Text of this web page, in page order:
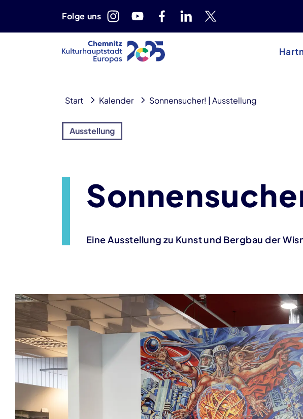
Folge uns
Start Kalender Sonnensucher! | Ausstellung
Ausstellung
Eine Ausstellung zu Kunst und Bergbau der